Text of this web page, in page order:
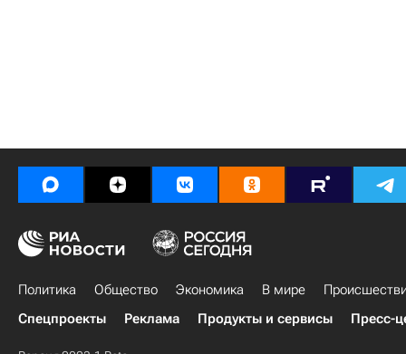
Политика Общество Экономика В мире
Спецпроекты
Реклама Продукты и сервисы Пресс-